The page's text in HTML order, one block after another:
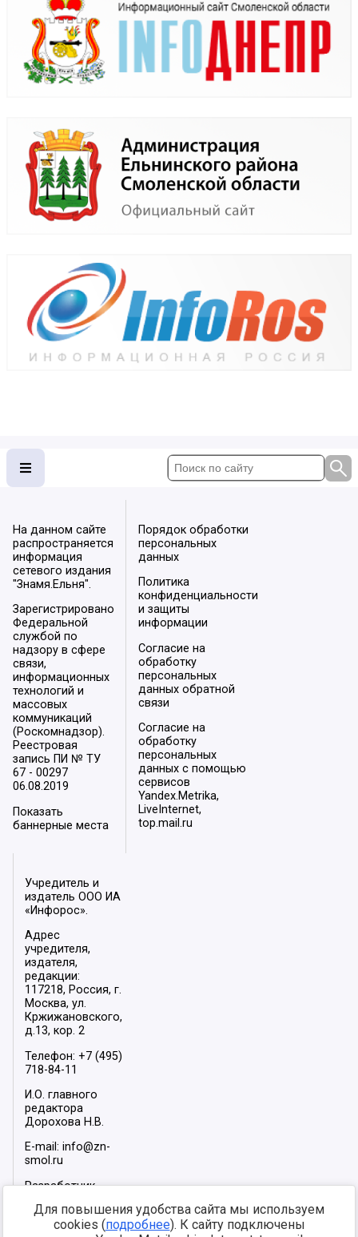
На данном сайте
распространяется
информация
сетевого издания
"Знамя.Ельня".
Зарегистрировано
Федеральной
службой по
надзору в сфере
связи,
информационных
технологий и
массовых
коммуникаций
(Роскомнадзор).
Реестровая
запись ПИ № ТУ
67 - 00297
06.08.2019
Показать
баннерные места
Порядок обработки
персональных
данных
Политика
конфиденциальности
и защиты
информации
Согласие на
обработку
персональных
данных обратной
связи
Согласие на
обработку
персональных
данных с помощью
сервисов
Yandex.Metrika,
LiveInternet,
top.mail.ru
Учредитель и
издатель ООО ИА
«Инфорос».
Адрес
учредителя,
издателя,
редакции:
117218, Россия, г.
Москва, ул.
Кржижановского,
д.13, кор. 2
Телефон: +7 (495)
718-84-11
И.О. главного
редактора
Дорохова Н.В.
E-mail: info@zn-
smol.ru
Разработчик
2026
Для повышения удобства сайта мы используем
cookies (подробнее). К сайту подключены